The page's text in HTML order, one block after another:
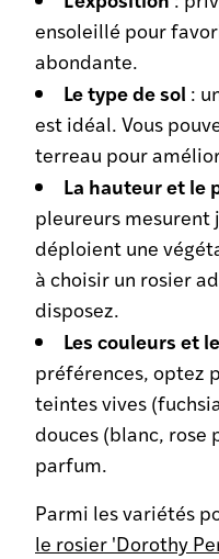
ensoleillé pour
abondante.
Le type de sol :
est idéal. Vous
terreau pour
La hauteur et le
pleureurs mesurent
déploient une
à choisir un rosier
disposez.
Les couleurs et
préférences, optez
teintes vives
douces (blanc, rose
parfum.
Parmi les variétés
le rosier 'Dorothy